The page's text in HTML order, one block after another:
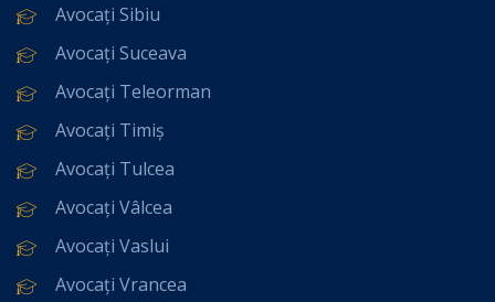
Avocați Sibiu
Avocați Suceava
Avocați Teleorman
Avocați Timiș
Avocați Tulcea
Avocați Vâlcea
Avocați Vaslui
Avocați Vrancea